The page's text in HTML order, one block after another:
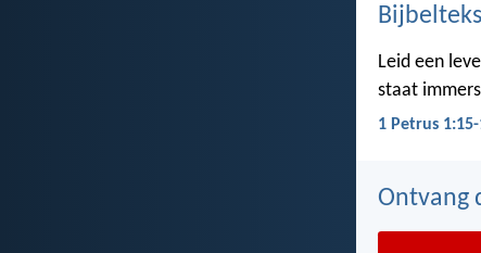
Leid een
staat
1 Petrus
Ontvang